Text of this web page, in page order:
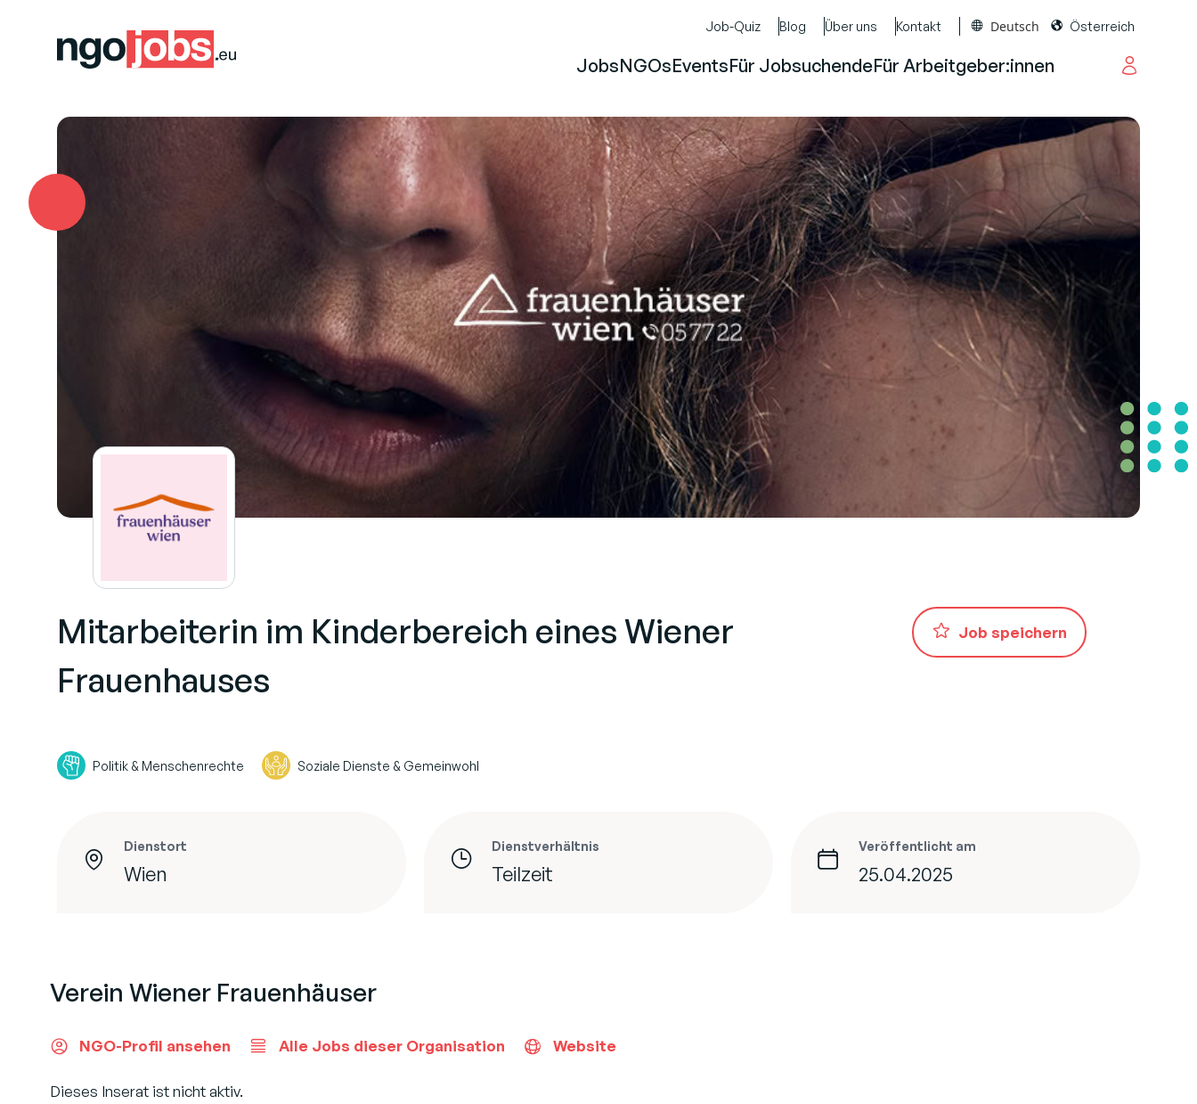
Job-Quiz Blog Über uns Kontakt Deutsch Österreich
JobsNGOsEventsFür JobsuchendeFür Arbeitgeber:innen
Mitarbeiterin im Kinderbereich eines Wiener
Frauenhauses
Politik & Menschenrechte Soziale Dienste & Gemeinwohl
Job speichern
Dienstort
Wien
Dienstverhältnis
Teilzeit
Veröffentlicht am
25.04.2025
Verein Wiener Frauenhäuser
NGO-Profil ansehen Alle Jobs dieser Organisation Website
Dieses Inserat ist nicht aktiv.